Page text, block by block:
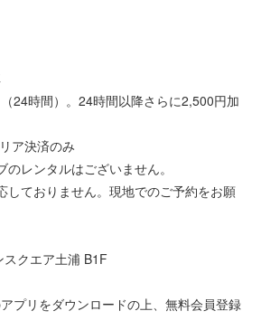
24時間）。24時間以降さらに2,500円加
ア決済のみ
レンタルはございません。
しておりません。現地でのご予約をお願
クエア土浦 B1F
プリをダウンロードの上、無料会員登録